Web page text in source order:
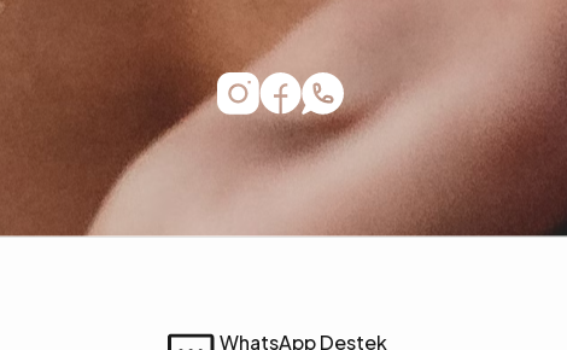
WhatsApp Destek